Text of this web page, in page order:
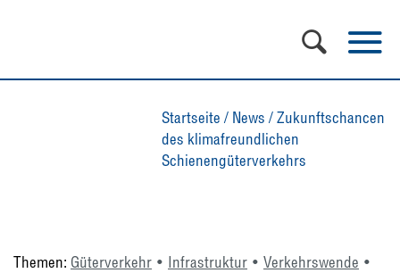
Startseite / News /Zukunftschancen
des klimafreundlichen
Schienengüterverkehrs
Themen: Güterverkehr Infrastruktur
Verkehrswende